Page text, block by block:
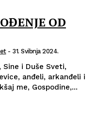
OD
- 31. Svibnja 2024.
Sine i Duše Sveti,
anđeli, arkanđeli i
me, Gospodine,...